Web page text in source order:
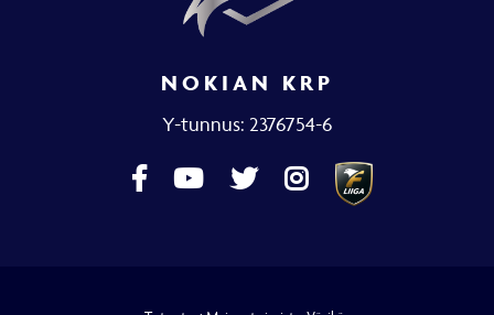
NOKIAN KRP
Y-tunnus: 2376754-6